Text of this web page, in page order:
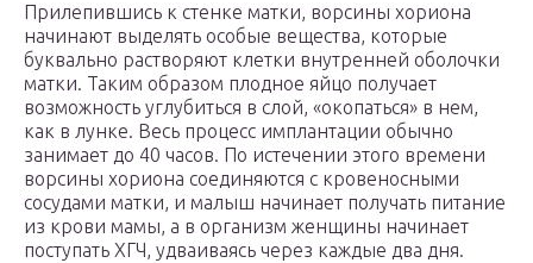
Прилепившись к стенке матки, ворсины хориона
начинают выделять особые вещества, которые
буквально растворяют клетки внутренней оболочки
матки. Таким образом плодное яйцо получает
возможность углубиться в слой, «окопаться» в нем,
как в лунке. Весь процесс имплантации обычно
занимает до 40 часов. По истечении этого времени
ворсины хориона соединяются с кровеносными
сосудами матки, и малыш начинает получать питание
из крови мамы, а в организм женщины начинает
поступать ХГЧ, удваиваясь через каждые два дня.